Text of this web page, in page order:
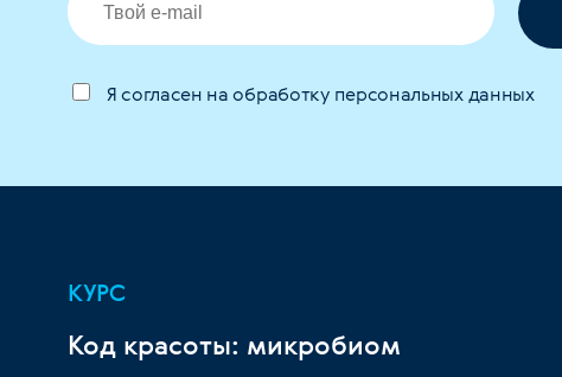
Я согласен на обработку персональных данных
КУРС
Код красоты: микробиом